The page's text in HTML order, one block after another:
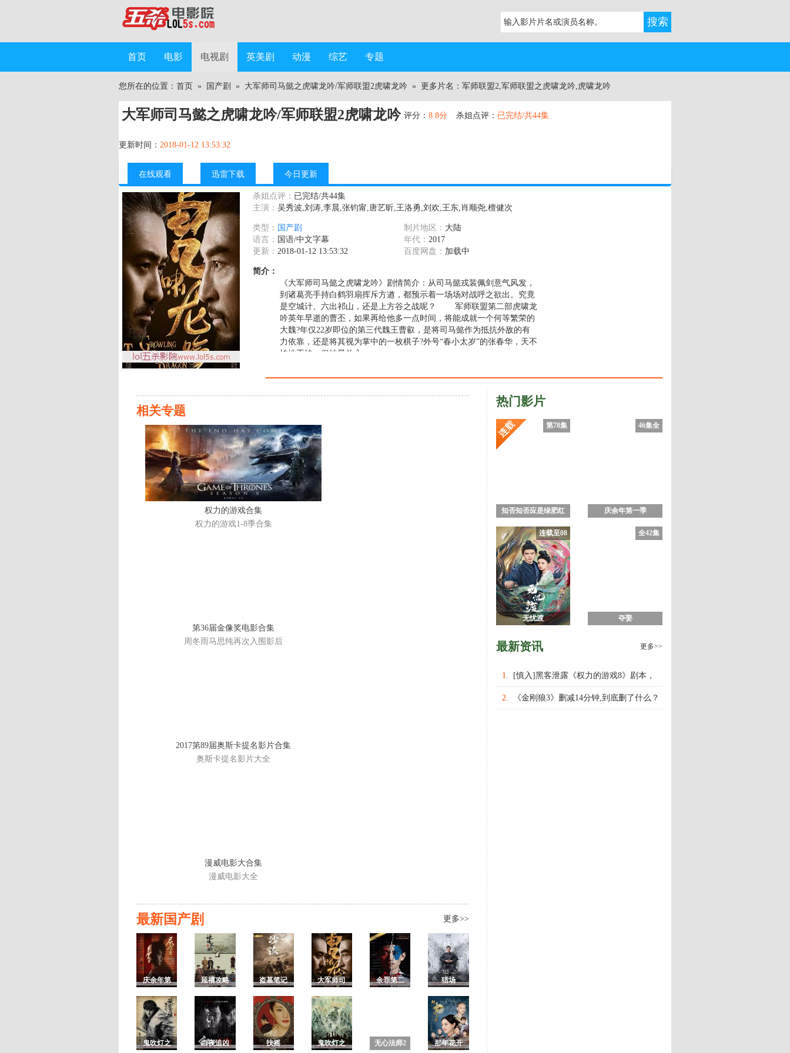
首页 电影 电视剧 英美剧 动漫 综艺 专题
您所在的位置： 首页 » 国产剧 » 大军师司马懿之虎啸龙吟/军师联盟2虎啸龙吟 » 更多片名：军师联盟2,军师联盟之虎啸龙吟,虎啸龙吟
大军师司马懿之虎啸龙吟/军师联盟2虎啸龙吟 评分： 8.8分 杀姐点评： 已完结/共44集
更新时间： 2018-01-12 13:53:32
在线观看 迅雷下载 今日更新
杀姐点评： 已完结/共44集
主演： 吴秀波,刘涛,李晨,张钧甯,唐艺昕,王洛勇,刘欢,王东,肖顺尧,檀健次
类型： 国产剧
语言： 国语/中文字幕
更新： 2018-01-12 13:53:32
制片地区： 大陆
年代： 2017
百度网盘： 加载中
简介：
《大军师司马懿之虎啸龙吟》剧情简介：从司马懿戎装佩剑意气风发，
到诸葛亮手持白鹤羽扇挥斥方遒，都预示着一场场对战呼之欲出。究竟
是空城计、六出祁山，还是上方谷之战呢？ 军师联盟第二部虎啸龙
吟英年早逝的曹丕，如果再给他多一点时间，将能成就一个何等繁荣的
大魏?年仅22岁即位的第三代魏王曹叡，是将司马懿作为抵抗外敌的有
力依靠，还是将其视为掌中的一枚棋子?外号“春小太岁”的张春华，天不
怕地不怕，但她最放心 …
相关专题
权力的游戏合集
权力的游戏1-8季合集
第36届金像奖电影合集
周冬雨马思纯再次入围影后
2017第89届奥斯卡提名影片合集
奥斯卡提名影片大全
漫威电影大合集
漫威电影大全
更多>>
最新国产剧
庆余年第
延禧攻略
盗墓笔记
大军师司
啸龙吟/军
师联盟2虎
啸龙吟
余罪第二
猎场
鬼吹灯之
白夜追凶 扶摇
鬼吹灯之
无心法师2
那年花开
热门影片
第78集
知否知否应是绿肥红
46集全
庆余年第一季
连载至08
无忧渡
全42集
夺娶
最新资讯 更多>>
1. [慎入]黑客泄露《权力的游戏8》剧本，
权力的游戏第八季什么时候上映播出？
2. 《金刚狼3》删减14分钟,到底删了什么？